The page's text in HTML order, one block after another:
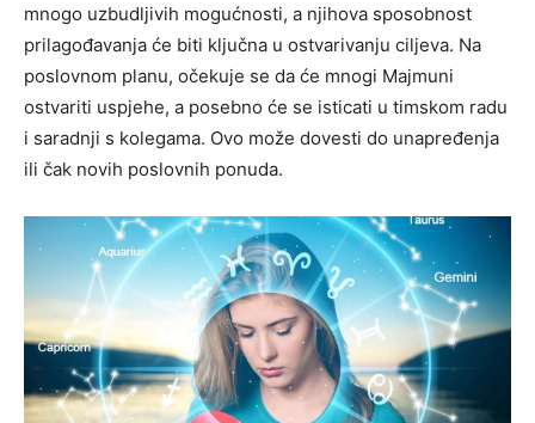
mnogo uzbudljivih mogućnosti, a njihova sposobnost
prilagođavanja će biti ključna u ostvarivanju ciljeva. Na
poslovnom planu, očekuje se da će mnogi Majmuni
ostvariti uspjehe, a posebno će se isticati u timskom radu
i saradnji s kolegama. Ovo može dovesti do unapređenja
ili čak novih poslovnih ponuda.